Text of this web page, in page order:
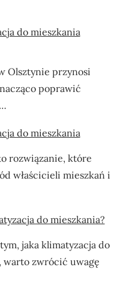
do mieszkania
Olsztynie przynosi
poprawić
do mieszkania
rozwiązanie, które
właścicieli mieszkań i
do mieszkania?
jaka klimatyzacja do
warto zwrócić uwagę